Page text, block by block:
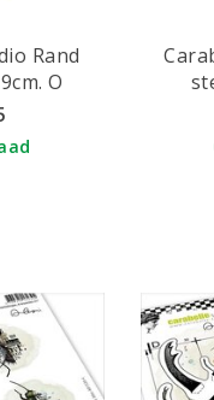
Rand
O
Kate